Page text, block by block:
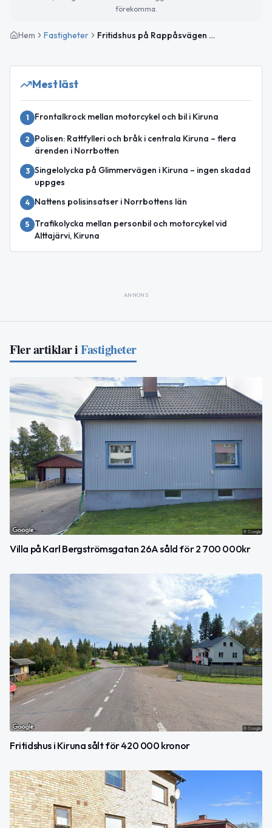
förekomma.
Hem Fastigheter Fritidshus på Rappåsvägen 3 i Kiruna sålt för 950 000kr
Mest läst
1 Frontalkrock mellan motorcykel och bil i Kiruna
2
Polisen: Rattfylleri och bråk i centrala Kiruna – flera
ärenden i Norrbotten
3 Singelolycka på Glimmervägen i Kiruna – ingen skadad
uppges
4 Nattens polisinsatser i Norrbottens län
5
Trafikolycka mellan personbil och motorcykel vid
Alttajärvi, Kiruna
ANNONS
Fler artiklar iFastigheter
Villa på Karl Bergströmsgatan 26A såld för 2 700 000kr
Fritidshus i Kiruna sålt för 420 000 kronor